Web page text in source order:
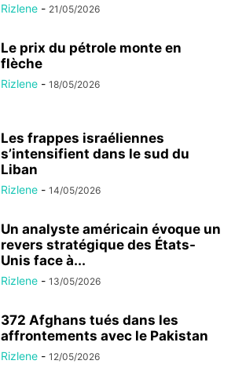
Rizlene - 21/05/2026
Le prix du pétrole monte en
flèche
Rizlene - 18/05/2026
Les frappes israéliennes
s’intensifient dans le sud du
Liban
Rizlene - 14/05/2026
Un analyste américain évoque un
revers stratégique des États-
Unis face à...
Rizlene - 13/05/2026
372 Afghans tués dans les
affrontements avec le Pakistan
Rizlene - 12/05/2026